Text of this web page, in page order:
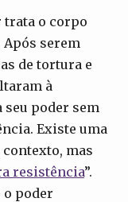
trata o corpo
serem
de tortura e
à
poder sem
Existe uma
mas
resistência”.
o poder